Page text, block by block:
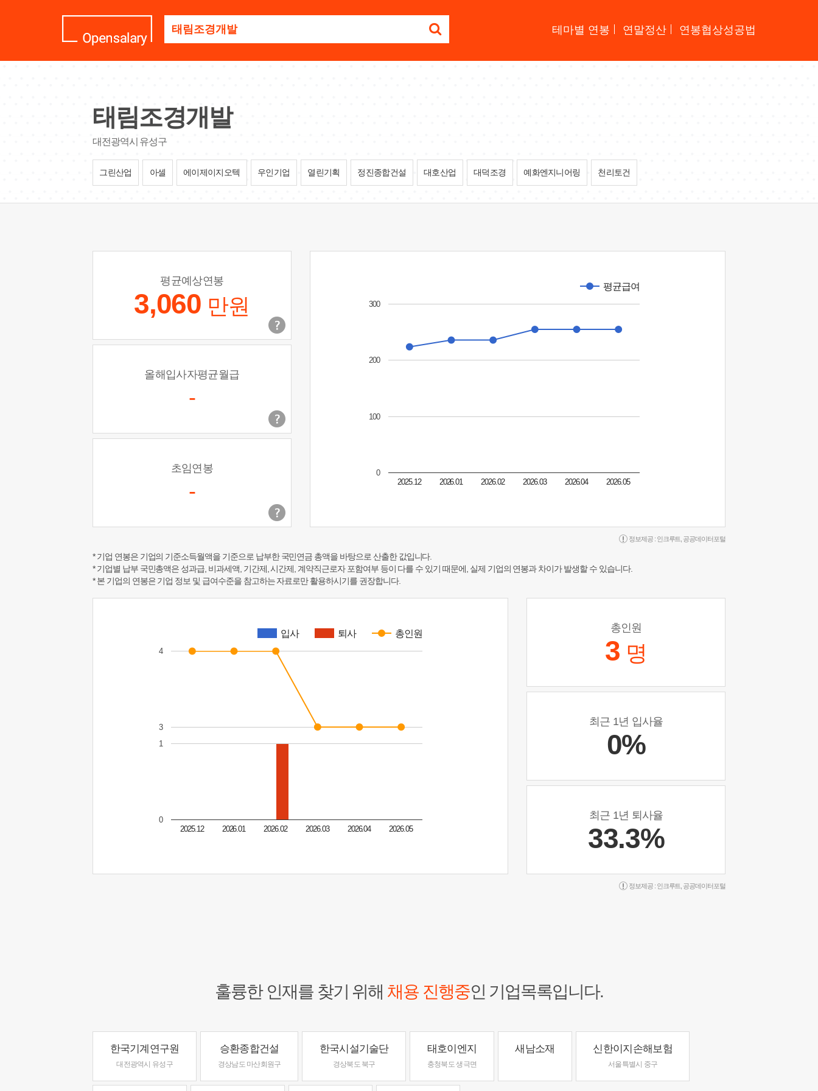
명
세
요
테마별 연봉 연말정산 연봉협상성공법
태림조경개발
대전광역시 유성구
그린산업 아셀 에이제이지오텍 우인기업 열린기획 정진종합건설 대호산업 대덕조경 예화엔지니어링 천리토건
평균예상연봉
3,060 만원
올해입사자평균월급
-
초임연봉
-
평균급여
2025.12 2026.01 2026.02 2026.03 2026.04 2026.05
0
100
200
300
정보제공 : 인크루트 공공데이터포털
* 기업 연봉은 기업의 기준소득월액을 기준으로 납부한 국민연금 총액을 바탕으로 산출한 값입니다.
* 기업별 납부 국민총액은 성과급, 비과세액, 기간제, 시간제, 계약직근로자 포함여부 등이 다를 수 있기 때문에, 실제 기업의 연봉과 차이가 발생할 수 있습니다.
* 본 기업의 연봉은 기업 정보 및 급여수준을 참고하는 자료로만 활용하시기를 권장합니다.
입사 퇴사 총인원
2025.12 2026.01 2026.02 2026.03 2026.04 2026.05
0
1
3
4
총인원
3 명
최근 1년 입사율
0%
최근 1년 퇴사율
33.3%
정보제공 : 인크루트 공공데이터포털
훌륭한 인재를 찾기 위해 채용 진행중인 기업목록입니다.
한국기계연구원
대전광역시 유성구
승환종합건설
경상남도 마산회원구
한국시설기술단
경상북도 북구
태호이엔지
충청북도 생극면
새남소재 신한이지손해보험
서울특별시 중구